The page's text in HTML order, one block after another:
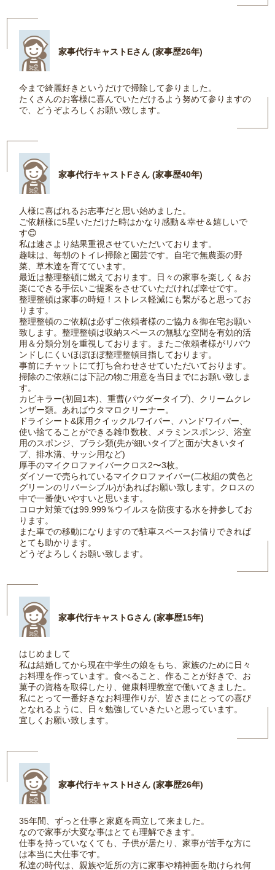
家事代行キャストEさん (家事歴26年)
今まで綺麗好きというだけで掃除して参りました。
たくさんのお客様に喜んでいただけるよう努めて参りますの
で、どうぞよろしくお願い致します。
家事代行キャストFさん (家事歴40年)
人様に喜ばれるお志事だと思い始めました。
ご依頼様に5星いただけた時はかなり感動＆幸せ＆嬉しいで
す😊
私は速さより結果重視させていただいております。
趣味は、毎朝のトイレ掃除と園芸です。自宅で無農薬の野
菜、草木達を育てています。
最近は整理整頓に燃えております。日々の家事を楽しく＆お
楽にできる手伝いご提案をさせていただければ幸せです。
整理整頓は家事の時短！ストレス軽減にも繋がると思ってお
ります。
整理整頓のご依頼は必ずご依頼者様のご協力＆御在宅お願い
致します。整理整頓は収納スペースの無駄な空間を有効的活
用＆分類分別を重視しております。またご依頼者様がリバウ
ンドしにくいほぼほぼ整理整頓目指しております。
事前にチャットにて打ち合わせさせていただいております。
掃除のご依頼には下記の物ご用意を当日までにお願い致しま
す。
カビキラー(初回1本)、重曹(パウダータイプ)、クリームクレ
ンザー類。あればウタマロクリーナー。
ドライシート&床用クイックルワイパー、ハンドワイパー、
使い捨てることができる雑巾数枚、メラミンスポンジ、浴室
用のスポンジ、ブラシ類(先が細いタイプと面が大きいタイ
プ、排水溝、サッシ用など)
厚手のマイクロファイバークロス2〜3枚。
ダイソーで売られているマイクロファイバー(二枚組の黄色と
グリーンのリバーシブル)があればお願い致します。クロスの
中で一番使いやすいと思います。
コロナ対策では99.999％ウイルスを防疫する水を持参してお
ります。
また車での移動になりますので駐車スペースお借りできれば
とても助かります。
どうぞよろしくお願い致します。
家事代行キャストGさん (家事歴15年)
はじめまして
私は結婚してから現在中学生の娘をもち、家族のために日々
お料理を作っています。食べること、作ることが好きで、お
菓子の資格を取得したり、健康料理教室で働いてきました。
私にとって一番好きなお料理作りが、皆さまにとっての喜び
となれるように、日々勉強していきたいと思っています。
宜しくお願い致します。
家事代行キャストHさん (家事歴26年)
35年間、ずっと仕事と家庭を両立して来ました。
なので家事が大変な事はとても理解できます。
仕事を持っていなくても、子供が居たり、家事が苦手な方に
は本当に大仕事です。
私達の時代は、親族や近所の方に家事や精神面を助けられ何